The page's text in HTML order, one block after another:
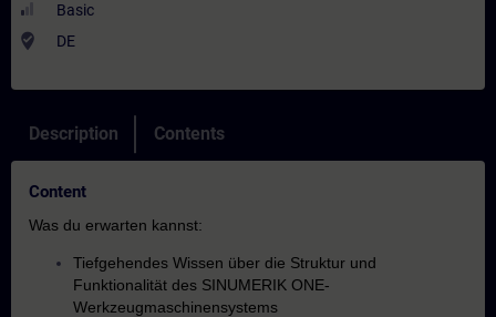
Basic
where_to_vote DE
Description Contents
Content
Was du erwarten kannst:
Tiefgehendes Wissen über die Struktur und
Funktionalität des SINUMERIK ONE-
Werkzeugmaschinensystems